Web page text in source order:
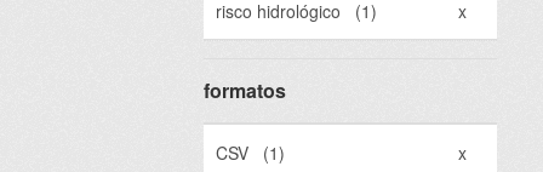
risco hidrológico (1) x
formatos
CSV (1) x